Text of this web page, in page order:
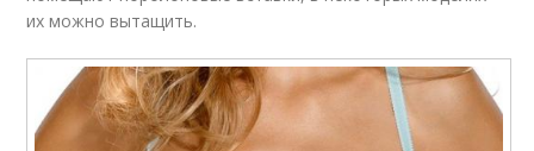
их можно вытащить.